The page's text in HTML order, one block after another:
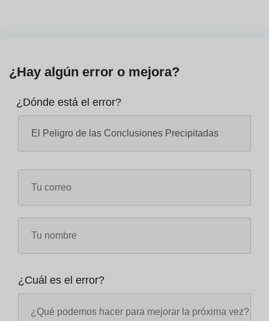
¿Hay algún error o mejora?
¿Dónde está el error?
¿Cuál es el error?